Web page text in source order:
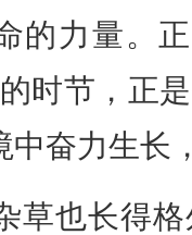
的力量。
时节，正
中奋力生长
草也长得